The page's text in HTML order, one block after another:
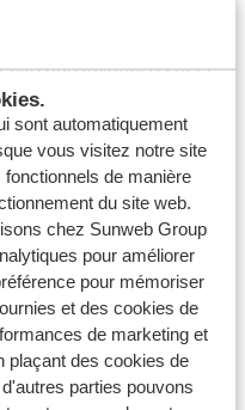
sont automatiquement
vous visitez notre site
de manière
du site web.
chez Sunweb Group
pour améliorer
pour mémoriser
et des cookies de
de marketing et
plaçant des cookies de
parties pouvons
à 9:30 H
elle une influence sur la
à 12:12 H
le prix du visa
Févr. à 1:15 H
: Messages de
à 8:38 H